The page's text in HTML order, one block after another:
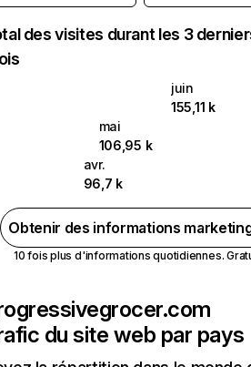
des visites durant les 3
juin
155,11 k
mai
106,95 k
avr.
96,7 k
Obtenir des informations
10 fois plus d'informations quotidiennes.
du site web par pays